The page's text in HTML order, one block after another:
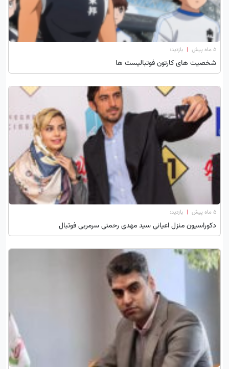
۵ ماه پیش | بازدید:
شخصیت های کارتون فوتبالیست ها
۵ ماه پیش | بازدید:
دکوراسیون منزل اعیانی سید مهدی رحمتی سرمربی فوتبال